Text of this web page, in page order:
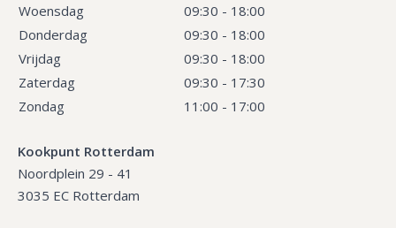
Woensdag
09:30 - 18:00
Donderdag
09:30 - 18:00
Vrijdag
09:30 - 18:00
Zaterdag
09:30 - 17:30
Zondag
11:00 - 17:00
Kookpunt Rotterdam
Noordplein 29 - 41
3035 EC Rotterdam